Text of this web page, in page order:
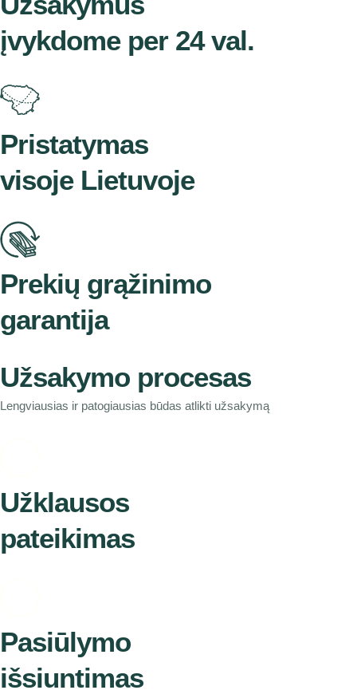
įvykdome per 24 val.
Pristatymas
visoje Lietuvoje
Prekių grąžinimo
garantija
Užsakymo procesas
Lengviausias ir patogiausias būdas atlikti užsakymą
Užklausos
pateikimas
Pasiūlymo
išsiuntimas